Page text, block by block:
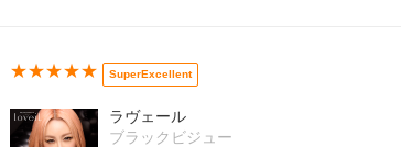
★★★★★ SuperExcellent
ラヴェール
ブラックビジュー